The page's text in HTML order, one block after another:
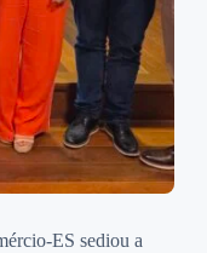
ES sediou a